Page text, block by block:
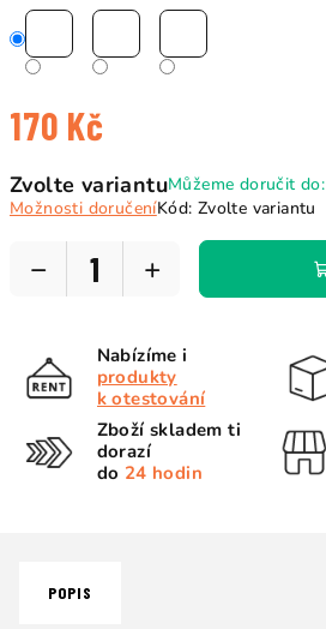
170 Kč
cena:
Zvolte variantuMůžeme doručit do:
Možnosti doručeníKód: Zvolte variantu
+
−
Nabízíme i
produkty
k otestování
Zboží skladem ti
dorazí
do 24 hodin
POPIS